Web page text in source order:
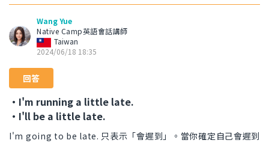
Wang Yue
Native Camp英語會話講師
Taiwan
2024/06/18 18:35
回答
・I'm running a little late.
・I'll be a little late.
I'm going to be late. 只表示「會遲到」。當你確定自己會遲到